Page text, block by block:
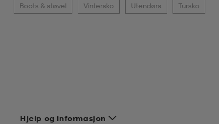
Boots & støvel Vintersko Utendørs Tursko
Hjelp og informasjon